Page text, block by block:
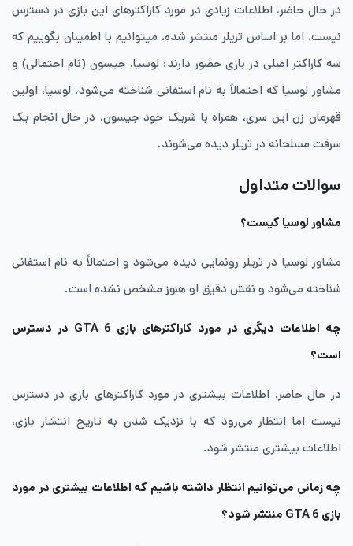
در حال حاضر، اطلاعات زیادی در مورد کاراکترهای این بازی در دسترس
نیست، اما بر اساس تریلر منتشر شده، میتوانیم با اطمینان بگوییم که
سه کاراکتر اصلی در بازی حضور دارند: لوسیا، جیسون (نام احتمالی) و
مشاور لوسیا که احتمالاً به نام استفانی شناخته می‌شود. لوسیا، اولین
قهرمان زن این سری، همراه با شریک خود جیسون، در حال انجام یک
سرقت مسلحانه در تریلر دیده می‌شوند.
سوالات متداول
مشاور لوسیا کیست؟
مشاور لوسیا در تریلر رونمایی دیده می‌شود و احتمالاً به نام استفانی
شناخته می‌شود و نقش دقیق او هنوز مشخص نشده است.
چه اطلاعات دیگری در مورد کاراکترهای بازی GTA 6 در دسترس
است؟
در حال حاضر، اطلاعات بیشتری در مورد کاراکترهای بازی در دسترس
نیست اما انتظار می‌رود که با نزدیک شدن به تاریخ انتشار بازی،
اطلاعات بیشتری منتشر شود.
چه زمانی می‌توانیم انتظار داشته باشیم که اطلاعات بیشتری در مورد
بازی GTA 6 منتشر شود؟